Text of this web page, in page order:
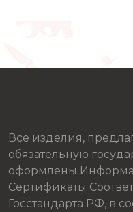
Все изделия,
обязательную
оформлены
Сертификаты
Госстандарта РФ, в